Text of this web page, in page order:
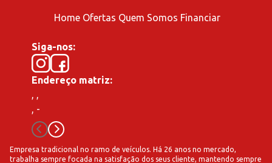
Home Ofertas Quem Somos Financiar
Siga-nos:
Endereço matriz:
, ,
, -
Empresa tradicional no ramo de veículos. Há 26 anos no mercado,
trabalha sempre focada na satisfação dos seus cliente, mantendo sempre